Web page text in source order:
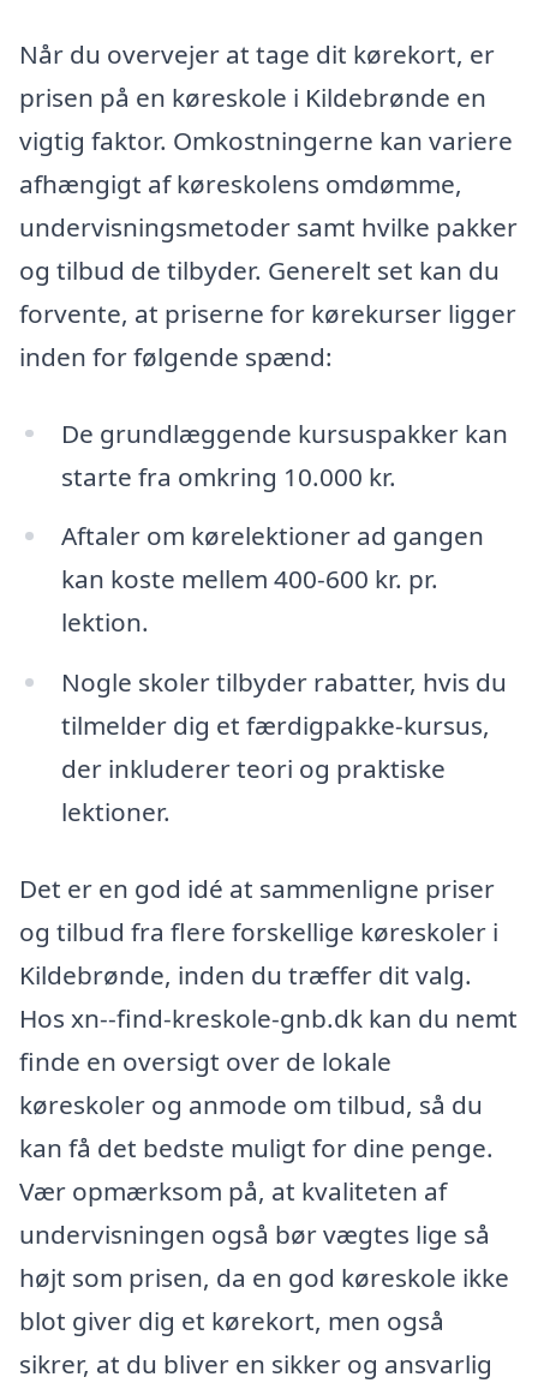
Når du overvejer at tage dit kørekort, er
prisen på en køreskole i Kildebrønde en
vigtig faktor. Omkostningerne kan variere
afhængigt af køreskolens omdømme,
undervisningsmetoder samt hvilke pakker
og tilbud de tilbyder. Generelt set kan du
forvente, at priserne for kørekurser ligger
inden for følgende spænd:
De grundlæggende kursuspakker kan
starte fra omkring 10.000 kr.
Aftaler om kørelektioner ad gangen
kan koste mellem 400-600 kr. pr.
lektion.
Nogle skoler tilbyder rabatter, hvis du
tilmelder dig et færdigpakke-kursus,
der inkluderer teori og praktiske
lektioner.
Det er en god idé at sammenligne priser
og tilbud fra flere forskellige køreskoler i
Kildebrønde, inden du træffer dit valg.
Hos xn--find-kreskole-gnb.dk kan du nemt
finde en oversigt over de lokale
køreskoler og anmode om tilbud, så du
kan få det bedste muligt for dine penge.
Vær opmærksom på, at kvaliteten af
undervisningen også bør vægtes lige så
højt som prisen, da en god køreskole ikke
blot giver dig et kørekort, men også
sikrer, at du bliver en sikker og ansvarlig